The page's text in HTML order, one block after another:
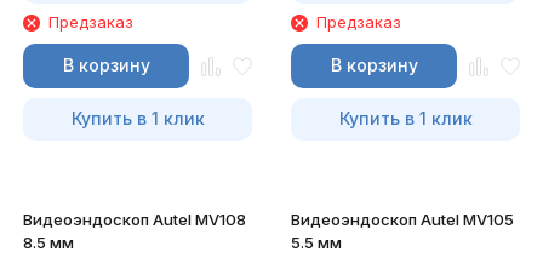
Предзаказ
В корзину
Купить в 1 клик
Предзаказ
В корзину
Купить в 1 клик
Видеоэндоскоп Autel MV108
8.5 мм
Видеоэндоскоп Autel MV105
5.5 мм